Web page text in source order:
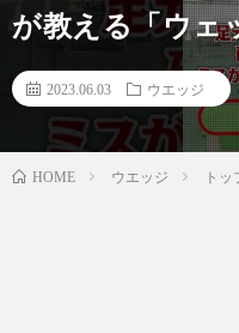
が教える「ウェ
2023.06.03 ウエッジ
HOME ウエッジ ト